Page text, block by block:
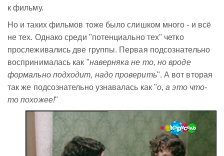
к фильму.
Но и таких фильмов тоже было слишком много - и всё
не тех. Однако среди "потенциально тех" четко
прослеживались две группы. Первая подсознательно
воспринималась как "наверняка не то, но вроде
формально подходит, надо проверить". А вот вторая
так же подсознательно узнавалась как "о, а это что-
то похожее!"